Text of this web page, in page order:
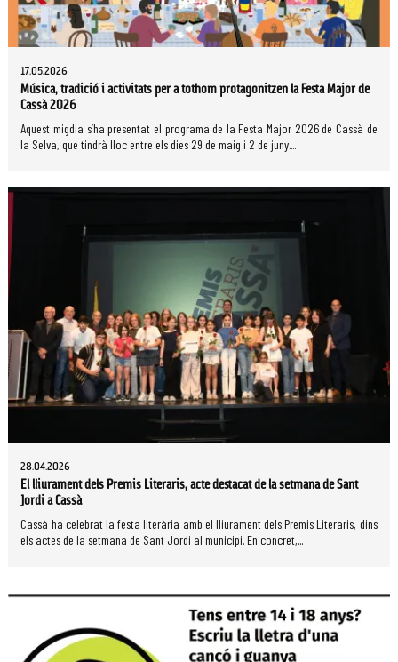
17.05.2026
Música, tradició i activitats per a tothom protagonitzen la Festa Major de
Cassà 2026
Aquest migdia s’ha presentat el programa de la Festa Major 2026 de Cassà de
la Selva, que tindrà lloc entre els dies 29 de maig i 2 de juny....
28.04.2026
El lliurament dels Premis Literaris, acte destacat de la setmana de Sant
Jordi a Cassà
Cassà ha celebrat la festa literària amb el lliurament dels Premis Literaris, dins
els actes de la setmana de Sant Jordi al municipi. En concret,...